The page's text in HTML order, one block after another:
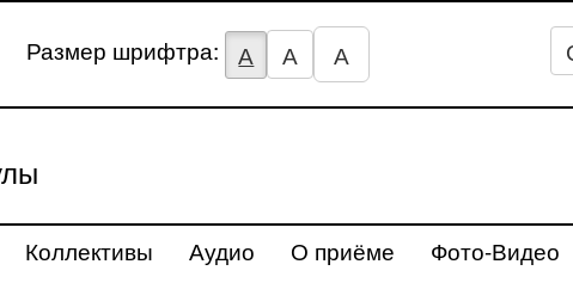
Размер шрифтра: А А А
Коллективы Аудио О приёме
Фото-Видео